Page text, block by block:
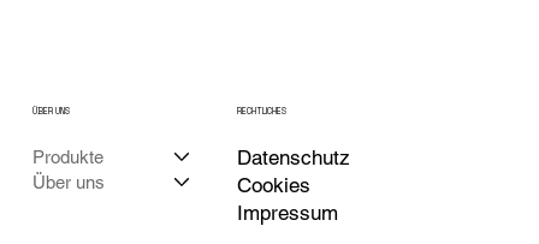
Produkte
Über uns
ÜBER UNS RECHTLICHES
Cookies
Datenschutz
Impressum